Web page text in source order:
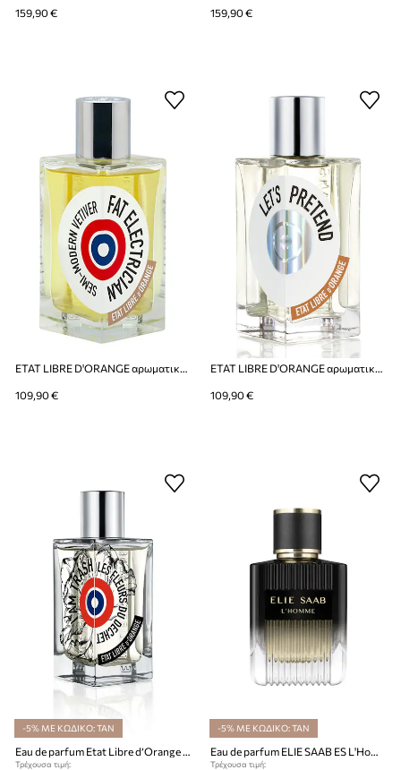
159,90 € 159,90 €
ETAT LIBRE D'ORANGE αρωματικό νερό Fat Electrician EdP Nat. Spray 50 ml
109,90 €
ETAT LIBRE D'ORANGE αρωματικό νερό ELO LET'S PRETEND EDP 50ml
109,90 €
-5% ΜΕ ΚΩΔΙΚΟ: TAN
Τρέχουσα τιμή:
-5% ΜΕ ΚΩΔΙΚΟ: TAN
Τρέχουσα τιμή: